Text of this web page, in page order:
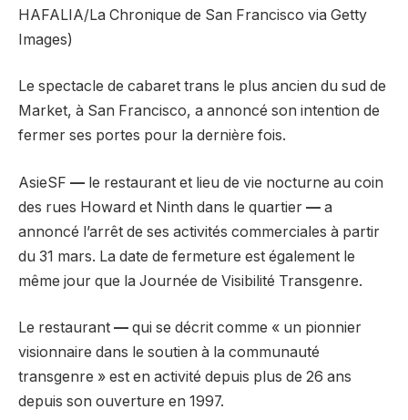
HAFALIA/La Chronique de San Francisco via Getty
Images)
Le spectacle de cabaret trans le plus ancien du sud de
Market, à San Francisco, a annoncé son intention de
fermer ses portes pour la dernière fois.
AsieSF — le restaurant et lieu de vie nocturne au coin
des rues Howard et Ninth dans le quartier — a
annoncé l’arrêt de ses activités commerciales à partir
du 31 mars. La date de fermeture est également le
même jour que la Journée de Visibilité Transgenre.
Le restaurant — qui se décrit comme « un pionnier
visionnaire dans le soutien à la communauté
transgenre » est en activité depuis plus de 26 ans
depuis son ouverture en 1997.